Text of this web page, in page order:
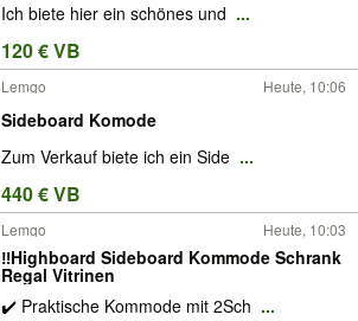
Ich biete hier ein schönes und ...
120 € VB
Lemgo Heute, 10:06
Sideboard Komode
Zum Verkauf biete ich ein Side ...
440 € VB
Lemgo Heute, 10:03
‼️Highboard Sideboard Kommode Schrank
Regal Vitrinen
✔️ Praktische Kommode mit 2Sch ...